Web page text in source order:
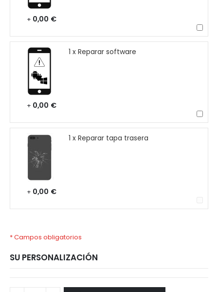
+ 0,00 €
1 x Reparar software
+ 0,00 €
1 x Reparar tapa trasera
+ 0,00 €
* Campos obligatorios
SU PERSONALIZACIÓN